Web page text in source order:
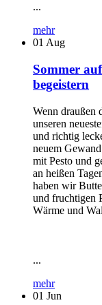
...
mehr
01 Aug
Sommer
begeistern
Wenn draußen
unseren
und richtig
neuem
mit Pesto und
an heißen
haben wir
und fruchtigen
Wärme und
...
mehr
01 Jun